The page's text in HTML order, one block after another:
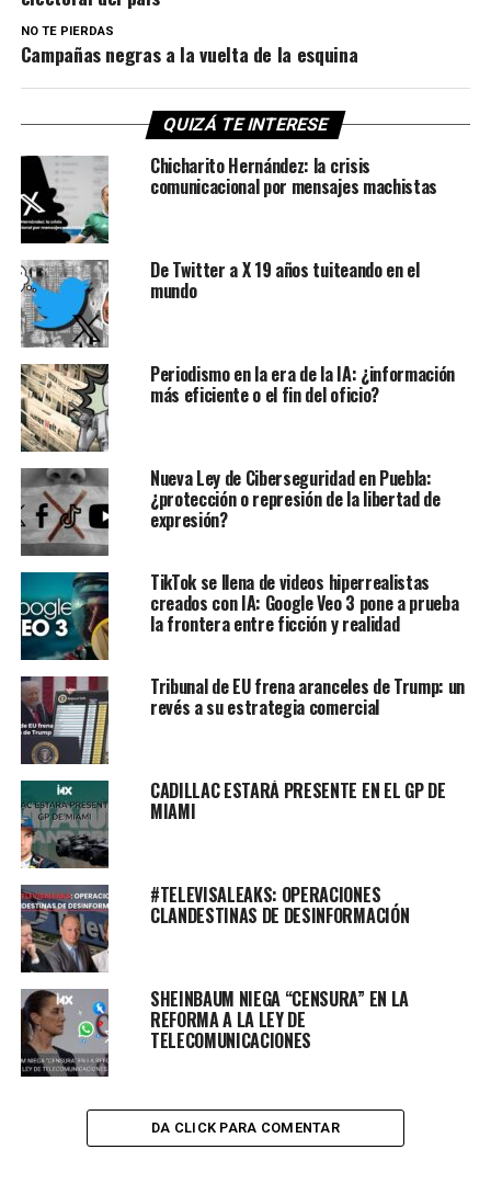
NO TE PIERDAS
Campañas negras a la vuelta de la esquina
QUIZÁ TE INTERESE
Chicharito Hernández: la crisis
comunicacional por mensajes machistas
De Twitter a X 19 años tuiteando en el
mundo
Periodismo en la era de la IA: ¿información
más eficiente o el fin del oficio?
Nueva Ley de Ciberseguridad en Puebla:
¿protección o represión de la libertad de
expresión?
TikTok se llena de videos hiperrealistas
creados con IA: Google Veo 3 pone a prueba
la frontera entre ficción y realidad
Tribunal de EU frena aranceles de Trump: un
revés a su estrategia comercial
CADILLAC ESTARÁ PRESENTE EN EL GP DE
MIAMI
#TELEVISALEAKS: OPERACIONES
CLANDESTINAS DE DESINFORMACIÓN
SHEINBAUM NIEGA “CENSURA” EN LA
REFORMA A LA LEY DE
TELECOMUNICACIONES
DA CLICK PARA COMENTAR